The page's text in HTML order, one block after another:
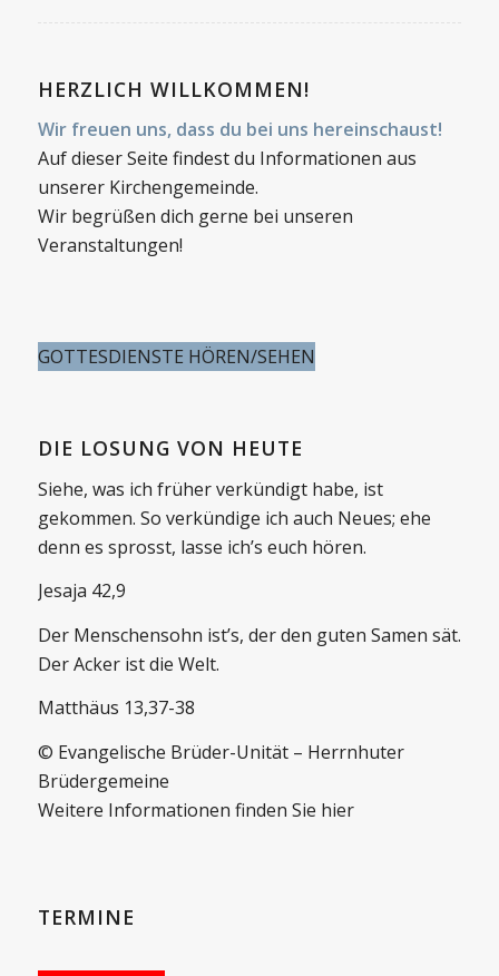
HERZLICH WILLKOMMEN!
Wir freuen uns, dass du bei uns hereinschaust!
Auf dieser Seite findest du Informationen aus
unserer Kirchengemeinde.
Wir begrüßen dich gerne bei unseren
Veranstaltungen!
GOTTESDIENSTE HÖREN/SEHEN
DIE LOSUNG VON HEUTE
Siehe, was ich früher verkündigt habe, ist
gekommen. So verkündige ich auch Neues; ehe
denn es sprosst, lasse ich’s euch hören.
Jesaja 42,9
Der Menschensohn ist’s, der den guten Samen sät.
Der Acker ist die Welt.
Matthäus 13,37-38
© Evangelische Brüder-Unität – Herrnhuter
Brüdergemeine
Weitere Informationen finden Sie hier
TERMINE